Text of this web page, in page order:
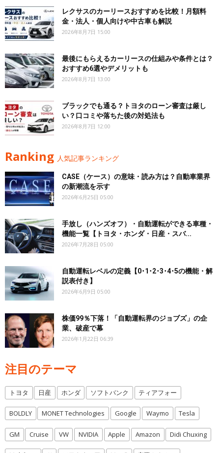
レクサスのカーリースおすすめを比較！月額料
金・法人・個人向けや中古車も解説
2026年8月7日 15:00
最後にもらえるカーリースの仕組みや条件とは？
おすすめ6選やデメリットも
2026年8月7日 13:00
ブラックでも通る？トヨタのローン審査は厳し
い？口コミや落ちた後の対処法も
2026年8月7日 12:00
Ranking 人気記事ランキング
CASE（ケース）の意味・読み方は？自動車業界
の新潮流を示す
2026年6月25日 05:00
手放し（ハンズオフ）・自動運転ができる車種・
機能一覧【トヨタ・ホンダ・日産・スバ...
2026年7月28日 05:00
自動運転レベルの定義【0･1･2･3･4･5の機能・解
説表付き】
2026年6月9日 05:00
株価99％下落！「自動運転界のジョブズ」の企
業、破産で幕
2026年1月22日 06:39
注目のテーマ
トヨタ 日産 ホンダ ソフトバンク ティアフォー
BOLDLY MONET Technologies Google Waymo Tesla
GM Cruise VW NVIDIA Apple Amazon Didi Chuxing